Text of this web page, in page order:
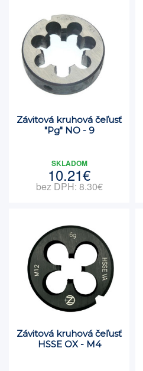
Závitová kruhová čeľusť
"Pg" NO - 9
SKLADOM
10.21€
bez DPH: 8.30€
Závitová kruhová čeľusť
HSSE OX - M4